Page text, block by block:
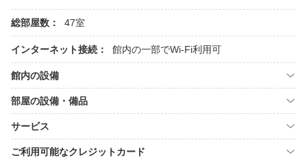
総部屋数： 47室
インターネット接続： 館内の一部でWi-Fi利用可
館内の設備
部屋の設備・備品
サービス
ご利用可能なクレジットカード